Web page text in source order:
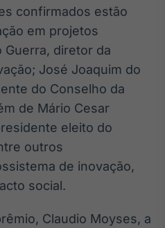
Tokenização
de ativos
Crédito
Em breve
confirmados estão
em projetos
Guerra, diretor da
José Joaquim do
do Conselho da
de Mário Cesar
eleito do
outros
de inovação,
social.
Claudio Moyses, a